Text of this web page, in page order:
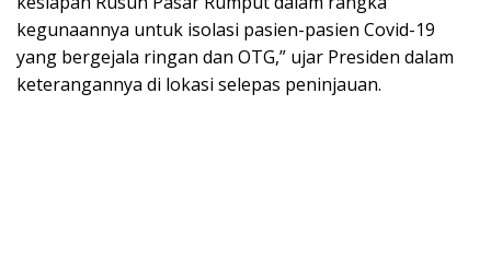
kegunaannya untuk isolasi pasien-pasien Covid-19
yang bergejala ringan dan OTG,” ujar Presiden dalam
keterangannya di lokasi selepas peninjauan.